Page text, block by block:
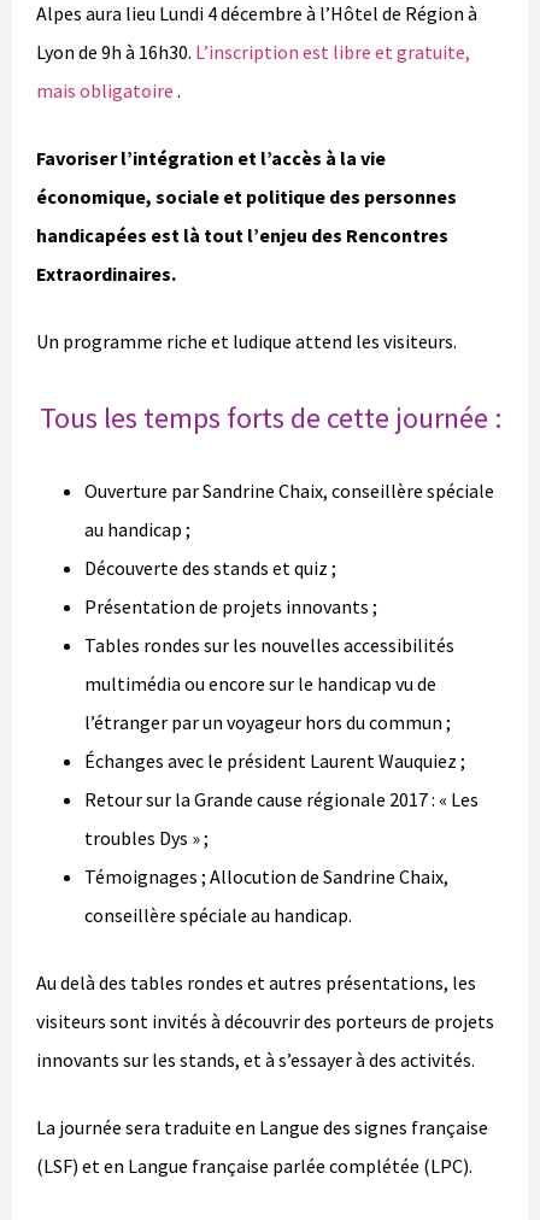
Alpes aura lieu Lundi 4 décembre à l’Hôtel de Région à
Lyon de 9h à 16h30. L’inscription est libre et gratuite,
mais obligatoire .
Favoriser l’intégration et l’accès à la vie
économique, sociale et politique des personnes
handicapées est là tout l’enjeu des Rencontres
Extraordinaires.
Un programme riche et ludique attend les visiteurs.
Tous les temps forts de cette journée :
Ouverture par Sandrine Chaix, conseillère spéciale
au handicap ;
Découverte des stands et quiz ;
Présentation de projets innovants ;
Tables rondes sur les nouvelles accessibilités
multimédia ou encore sur le handicap vu de
l’étranger par un voyageur hors du commun ;
Échanges avec le président Laurent Wauquiez ;
Retour sur la Grande cause régionale 2017 : « Les
troubles Dys » ;
Témoignages ; Allocution de Sandrine Chaix,
conseillère spéciale au handicap.
Au delà des tables rondes et autres présentations, les
visiteurs sont invités à découvrir des porteurs de projets
innovants sur les stands, et à s’essayer à des activités.
La journée sera traduite en Langue des signes française
(LSF) et en Langue française parlée complétée (LPC).